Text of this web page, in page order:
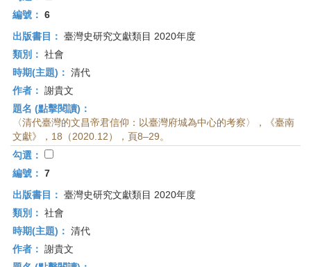
編號： 6
出版書目： 臺灣史研究文獻類目 2020年度
類別： 社會
時期(主題)： 清代
作者： 謝貴文
題名 (點擊閱讀)：
〈清代臺灣的文昌帝君信仰：以臺灣府城為中心的考察〉，《臺南
文獻》，18（2020.12），頁8–29。
勾選：
編號： 7
出版書目： 臺灣史研究文獻類目 2020年度
類別： 社會
時期(主題)： 清代
作者： 謝貴文